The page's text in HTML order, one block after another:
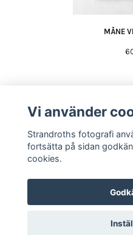
MÅNE
© Copyright
Vi använder
Strandroths fotografi
fortsätta på sidan
cookies.